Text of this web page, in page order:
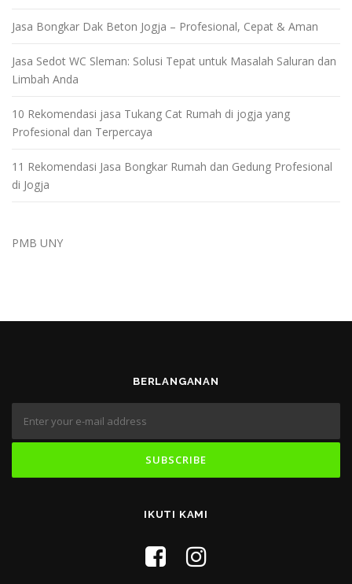
Jasa Bongkar Dak Beton Jogja – Profesional, Cepat & Aman
Jasa Sedot WC Sleman: Solusi Tepat untuk Masalah Saluran dan
Limbah Anda
10 Rekomendasi jasa Tukang Cat Rumah di jogja yang
Profesional dan Terpercaya
11 Rekomendasi Jasa Bongkar Rumah dan Gedung Profesional
di Jogja
PMB UNY
BERLANGANAN
IKUTI KAMI